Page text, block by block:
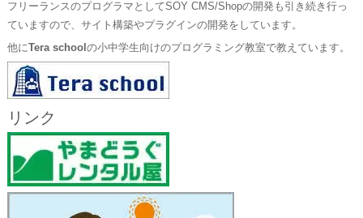
フリーランスのプログラマとしてSOY CMS/Shopの開発も引き続き行っ
ていますので、サイト構築やプラグインの開発をしています。
他にTera school の小中学生向けのプログラミング教室で教えています。
リンク